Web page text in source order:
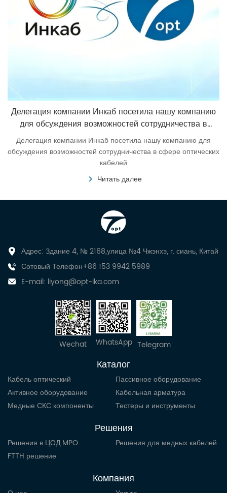
Делегация компании Инкаб посетила нашу компанию
для обсуждения возможностей сотрудничества в
сфере оптических кабелей
Делегация компании Инкаб посетила нашу компанию для
обсуждения возможностей сотрудничества в сфере оптических
кабелей
Читать далее
Адрес: Здание 4, № 2168,улица №4 Чжэнхэ, г. сиань, Китай
Сотовый Телефон+86 153 9942 5989
E-mail: liyong@opt-ika.com
Wechat WhatsApp Telegram
Каталог
Кабель оптический
Пассивное оборудование
Активное оборудование
Кабельная арматура
Медные СКС компоненты
Тестеры и инструменты
Решения
Решения в ЦОД MPO
Решения для медных кабелей
FTTH решение
Компания